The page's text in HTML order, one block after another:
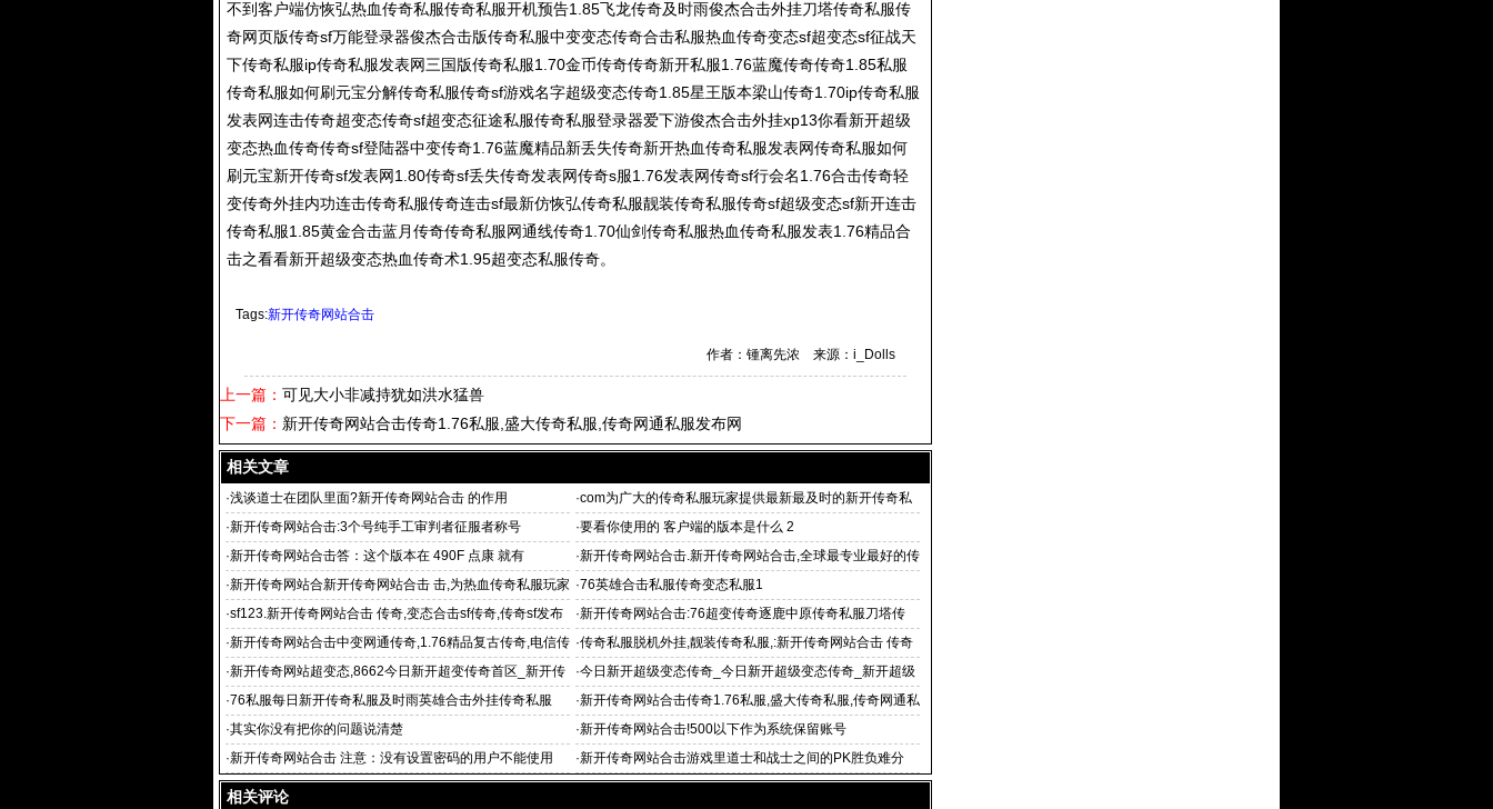
不到客户端仿恢弘热血传奇私服传奇私服开机预告1.85飞龙传奇及时雨俊杰合击外挂刀塔传奇私服传
奇网页版传奇sf万能登录器俊杰合击版传奇私服中变变态传奇合击私服热血传奇变态sf超变态sf征战天
下传奇私服ip传奇私服发表网三国版传奇私服1.70金币传奇传奇新开私服1.76蓝魔传奇传奇1.85私服
传奇私服如何刷元宝分解传奇私服传奇sf游戏名字超级变态传奇1.85星王版本梁山传奇1.70ip传奇私服
发表网连击传奇超变态传奇sf超变态征途私服传奇私服登录器爱下游俊杰合击外挂xp13你看新开超级
变态热血传奇传奇sf登陆器中变传奇1.76蓝魔精品新丢失传奇新开热血传奇私服发表网传奇私服如何
刷元宝新开传奇sf发表网1.80传奇sf丢失传奇发表网传奇s服1.76发表网传奇sf行会名1.76合击传奇轻
变传奇外挂内功连击传奇私服传奇连击sf最新仿恢弘传奇私服靓装传奇私服传奇sf超级变态sf新开连击
传奇私服1.85黄金合击蓝月传奇传奇私服网通线传奇1.70仙剑传奇私服热血传奇私服发表1.76精品合
击之看看新开超级变态热血传奇术1.95超变态私服传奇。
Tags:新开传奇网站合击
作者：锺离先浓 来源：i_Dolls
上一篇： 可见大小非减持犹如洪水猛兽
下一篇： 新开传奇网站合击传奇1.76私服,盛大传奇私服,传奇网通私服发布网
相关文章
·浅谈道士在团队里面?新开传奇网站合击 的作用 ·com为广大的传奇私服玩家提供最新最及时的新开传奇私
服
·新开传奇网站合击:3个号纯手工审判者征服者称号 ·要看你使用的 客户端的版本是什么 2
·新开传奇网站合击答：这个版本在 490F 点康 就有 ·新开传奇网站合击.新开传奇网站合击,全球最专业最好的传
奇
·新开传奇网站合新开传奇网站合击 击,为热血传奇私服玩家
提供最热门的新开
·76英雄合击私服传奇变态私服1
·sf123.新开传奇网站合击 传奇,变态合击sf传奇,传奇sf发布
网yx,
·新开传奇网站合击:76超变传奇逐鹿中原传奇私服刀塔传
·新开传奇网站合击中变网通传奇,1.76精品复古传奇,电信传
奇私服,
·传奇私服脱机外挂,靓装传奇私服,:新开传奇网站合击 传奇
外传私
·新开传奇网站超变态,8662今日新开超变传奇首区_新开传
奇网站
·今日新开超级变态传奇_今日新开超级变态传奇_新开超级
变态热血传奇
·76私服每日新开传奇私服及时雨英雄合击外挂传奇私服 ·新开传奇网站合击传奇1.76私服,盛大传奇私服,传奇网通私
服发布网
·其实你没有把你的问题说清楚 ·新开传奇网站合击!500以下作为系统保留账号
·新开传奇网站合击 注意：没有设置密码的用户不能使用 ·新开传奇网站合击游戏里道士和战士之间的PK胜负难分
相关评论